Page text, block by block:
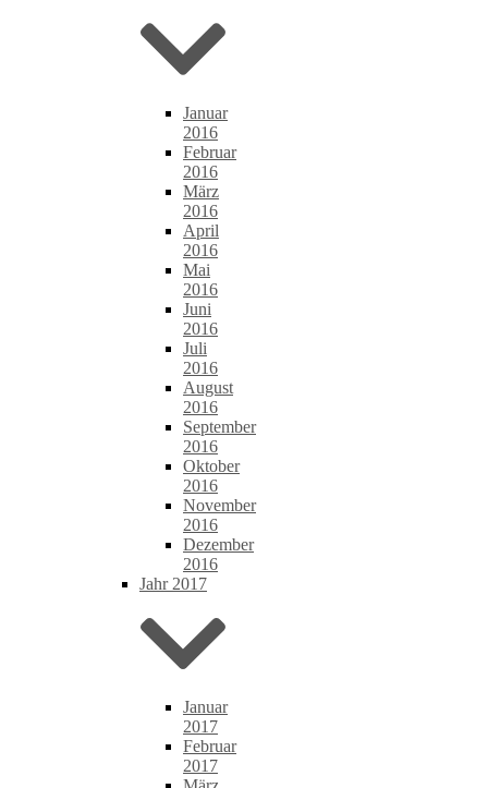
Januar
2016
Februar
2016
März
2016
April
2016
Mai
2016
Juni
2016
Juli
2016
August
2016
September
2016
Oktober
2016
November
2016
Dezember
2016
Jahr 2017
Januar
2017
Februar
2017